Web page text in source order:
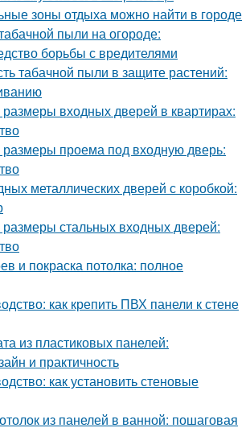
зоны отдыха можно найти в городе
пыли на огороде:
борьбы с вредителями
табачной пыли в защите растений:
входных дверей в квартирах:
проема под входную дверь:
металлических дверей с коробкой:
стальных входных дверей:
и покраска потолка: полное
как крепить ПВХ панели к стене
из пластиковых панелей:
и практичность
как установить стеновые
из панелей в ванной: пошаговая